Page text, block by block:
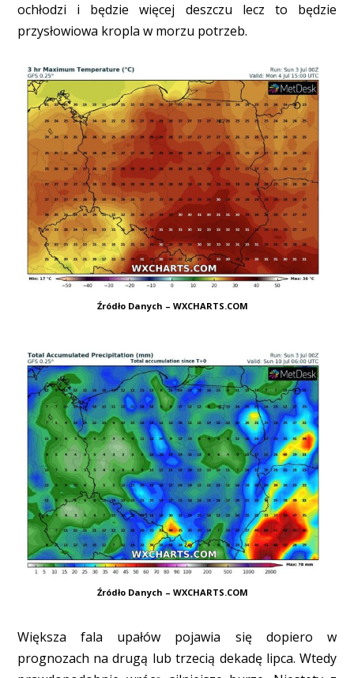
ochłodzi i będzie więcej deszczu lecz to będzie
przysłowiowa kropla w morzu potrzeb.
Źródło Danych – WXCHARTS.COM
Źródło Danych – WXCHARTS.COM
Większa fala upałów pojawia się dopiero w
prognozach na drugą lub trzecią dekadę lipca. Wtedy